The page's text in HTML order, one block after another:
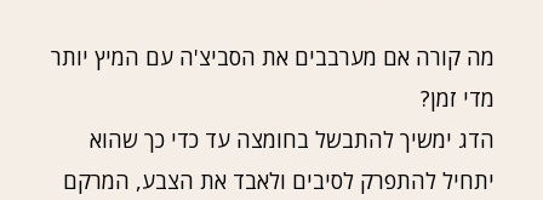
מה קורה אם מערבבים את הסביצ'ה עם המיץ יותר
מדי זמן?
הדג ימשיך להתבשל בחומצה עד כדי כך שהוא
יתחיל להתפרק לסיבים ולאבד את הצבע, המרקם